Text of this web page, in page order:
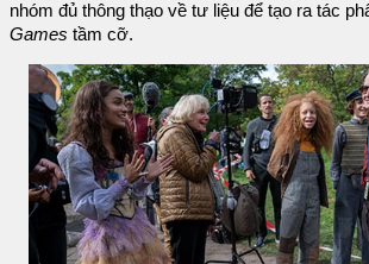
nhóm đủ thông thạo về tư liệu để tạo ra tác
Games tầm cỡ.